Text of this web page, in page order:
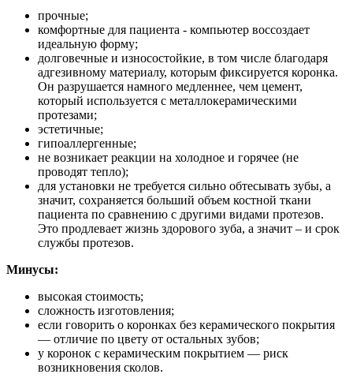
прочные;
комфортные для пациента - компьютер воссоздает
идеальную форму;
долговечные и износостойкие, в том числе благодаря
адгезивному материалу, которым фиксируется коронка.
Он разрушается намного медленнее, чем цемент,
который используется с металлокерамическими
протезами;
эстетичные;
гипоаллергенные;
не возникает реакции на холодное и горячее (не
проводят тепло);
для установки не требуется сильно обтесывать зубы, а
значит, сохраняется больший объем костной ткани
пациента по сравнению с другими видами протезов.
Это продлевает жизнь здорового зуба, а значит – и срок
службы протезов.
Минусы:
высокая стоимость;
сложность изготовления;
если говорить о коронках без керамического покрытия
— отличие по цвету от остальных зубов;
у коронок с керамическим покрытием — риск
возникновения сколов.